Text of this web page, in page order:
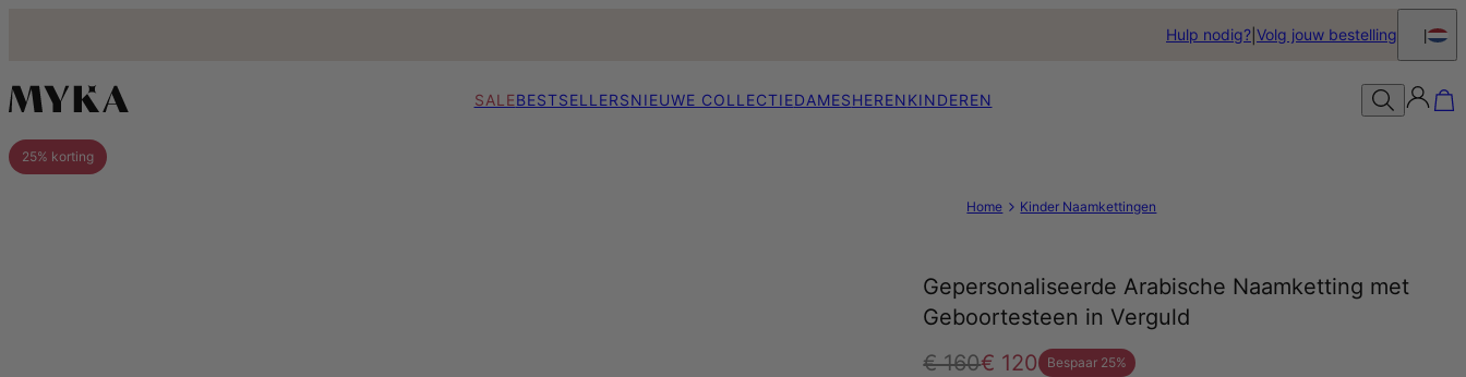
Hulp nodig? Volg jouw bestelling
SALEBESTSELLERSNIEUWE COLLECTIEDAMESHERENKINDEREN
25% korting
Home Kinder Naamkettingen
Gepersonaliseerde Arabische Naamketting met
Geboortesteen in Verguld
€ 160€ 120 Bespaar 25%